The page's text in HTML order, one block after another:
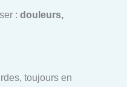
: douleurs,
toujours en